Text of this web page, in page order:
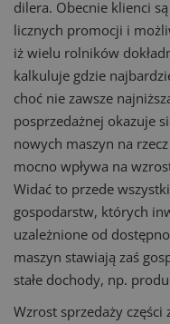
dilera. Obecnie klienci
licznych promocji i
iż wielu rolników
kalkuluje gdzie
choć nie zawsze
posprzedażnej okazuje
nowych maszyn na
mocno wpływa na
Widać to przede
gospodarstw, których
uzależnione od
maszyn stawiają zaś
stałe dochody, np.
Wzrost sprzedaży